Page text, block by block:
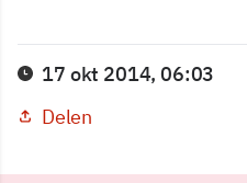
17 okt 2014, 06:03
Delen